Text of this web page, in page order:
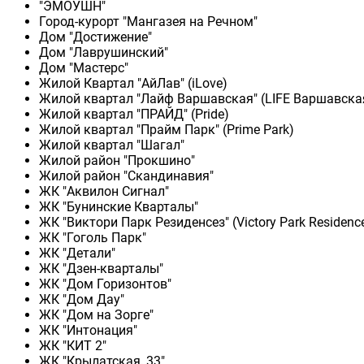
"ЭМОУШН"
Город-курорт "Мангазея на Речном"
Дом "Достижение"
Дом "Лаврушинский"
Дом "Мастерс"
Жилой Квартал "АйЛав" (iLove)
Жилой квартал "Лайф Варшавская" (LIFE
Жилой квартал "ПРАЙД" (Pride)
Жилой квартал "Прайм Парк" (Prime Park)
Жилой квартал "Шагал"
Жилой район "Прокшино"
Жилой район "Скандинавия"
ЖК "Аквилон Сигнал"
ЖК "Бунинские Кварталы"
ЖК "Виктори Парк Резиденсез" (Victory Park
ЖК "Гоголь Парк"
ЖК "Детали"
ЖК "Дзен-кварталы"
ЖК "Дом Горизонтов"
ЖК "Дом Дау"
ЖК "Дом на Зорге"
ЖК "Интонация"
ЖК "КИТ 2"